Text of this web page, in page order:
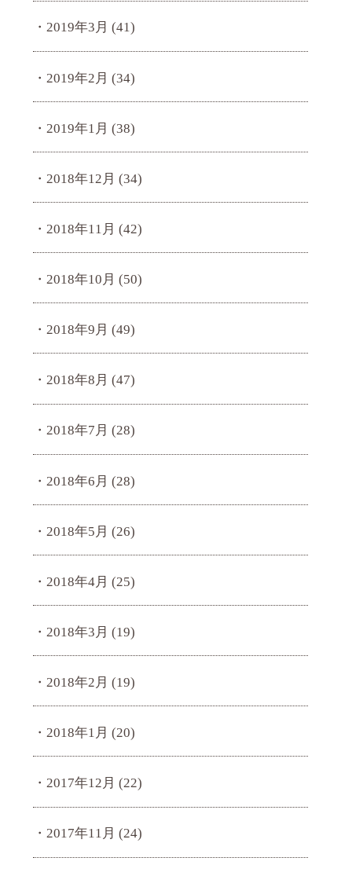
2019年3月 (41)
2019年2月 (34)
2019年1月 (38)
2018年12月 (34)
2018年11月 (42)
2018年10月 (50)
2018年9月 (49)
2018年8月 (47)
2018年7月 (28)
2018年6月 (28)
2018年5月 (26)
2018年4月 (25)
2018年3月 (19)
2018年2月 (19)
2018年1月 (20)
2017年12月 (22)
2017年11月 (24)